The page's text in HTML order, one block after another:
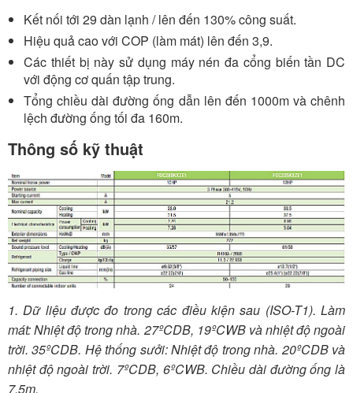
Kết nối tới 29 dàn lạnh / lên đến 130% công suất.
Hiệu quả cao với COP (làm mát) lên đến 3,9.
Các thiết bị này sử dụng máy nén đa cổng biến tần DC
với động cơ quấn tập trung.
Tổng chiều dài đường ống dẫn lên đến 1000m và chênh
lệch đường ống tối đa 160m.
Thông số kỹ thuật
1. Dữ liệu được đo trong các điều kiện sau (ISO-T1). Làm
mát: Nhiệt độ trong nhà. 27ºCDB, 19ºCWB và nhiệt độ ngoài
trời. 35ºCDB. Hệ thống sưởi: Nhiệt độ trong nhà. 20ºCDB và
nhiệt độ ngoài trời. 7ºCDB, 6ºCWB. Chiều dài đường ống là
7,5m.